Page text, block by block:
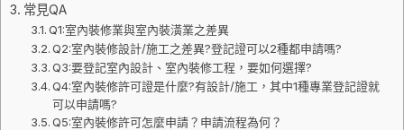
常見QA
Q1:室內裝修業與室內裝潢業之差異
Q2:室內裝修設計/施工之差異?登記證可以2種都申請嗎?
Q3:要登記室內設計、室內裝修工程，要如何選擇?
Q4:室內裝修許可證是什麼?有設計/施工，其中1種專業登記證就
可以申請嗎?
Q5:室內裝修許可怎麼申請？申請流程為何？